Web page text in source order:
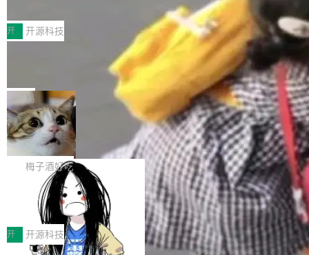
于自研UCL-Engine通信引擎，后续腾讯网平将
持续开源更多基于UCL-Engine的高性能通信组
件。 腾讯网平团队在UCL-MPComm中实现了一
个独立于业务线程的全局通信引擎（Engine），
助力企业AI研发安全落地 当前，越来越多企业已
经开始引入 AI Coding 工具，通过调用公有云模
型或企业内部部署模型提升研发效率。但随着 AI
Coding 从个人辅助工具逐步走向团队级、组织
级应用，企业在规模化落地过程中，对安全性、
可控性和代码质量提出了更高要求。 首先是数据
安全与合规要求。对于大多数普通研发场景，公
有云模型能够满足快速试用和效率提升的需求。
但对于金融、能源、医疗等对数据安全要求较...
前不久，工业和信息化部正式发布《2025年人工
智能应用典型案例名单》，集中展示人工智能在
各领域的应用成果，覆盖技术底座、行业赋能、
产品应用、支撑保障、专题等五大方向。深信服
AI算力网关（AI创新平台）成功入选！ 随着各行
各业的Agent走向规模化建设，算力构成形态逐
渐丰富，用户关注的重点也在发生变化：不只是
让AI用起来，还要进一步看清混合算力时代下，
Token花在哪里、算力是否被充分利用，以及持
续增长的AI成本该如何优化。 深信服AI算力网关
正是围绕这些实际问题，从Token治理和成本治
理两个方面，让用户的每一份算力都看得清、管
得住、用得稳、省得下、更安全！ 一、从现在开
始，Token使用一目...
开 开源科技
Jeff Dean 离开 Google：一个时代的结
束，一个实验室的开始
Google 员工编号 20。MapReduce 作者之一。
Bigtable 作者之一。TensorFlow 的作者之一。
Gemini 的架构师。Google 首席科学家。 Jeff D
ean 在 Google 工作了 27 年后，宣布离职。 他
不是一个人走。一同离开的还有 Sanjay Ghema
wat（Google 员工编号 23，Jeff Dean 二十多
年的编程搭档，MapReduce 和 Bigtable 的共同
作者）、Quoc Le（Google 大脑核心成员，Se
q2Seq 和 DocAI 的共同发明人）以及 Oriol Vin
yals（Gemini 联合负责人，AlphaSta...
局
🔥 SolonCode v2026.8.4 发布：界面
字体可调、22 种语言、记忆搜索增强
打开终端就能上岗的全中文编码智能体，这一轮
把「看得清、用母语、记得住」三件事一次补
齐。 SolonCode 是什么 SolonCode 是杭州无
耳科技研发的企业级终端编码智能体——一位全
中文驱动的数字员工，自主理解需求、规划步
骤、编写代码。不挑模型、不挑平台，curl 一行
装完即用。 开源地址：Gitee · GitCode · GitHu
梅子酒好吃
让“代码语义理解”深度释放AI Coding
价值潜能：华为云码道（CodeArts）
代码仓技术解析
一、代码仓深度理解技术的作用与价值 在软件工
程实践中，代码仓是企业核心知识资产的主要载
体。企业级代码仓库通常包含数十万乃至数百万
开 开源科技